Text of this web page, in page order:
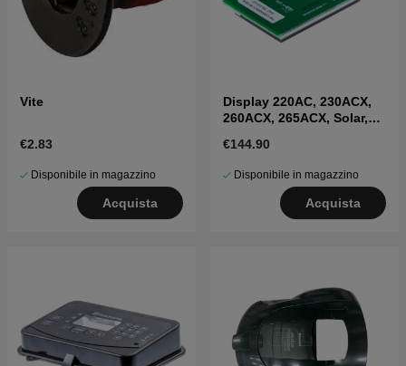
Vite
€2.83
Disponibile in magazzino
Acquista
Display 220AC, 230ACX,
260ACX, 265ACX, Solar,
€144.90
Disponibile in magazzino
Acquista